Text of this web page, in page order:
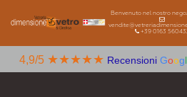
Benvenuto nel nostro
+39 0163
4,9/5 ★★★★★ Recensioni Googl